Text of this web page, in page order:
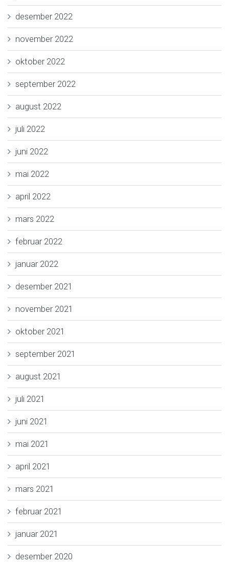
desember 2022
november 2022
oktober 2022
september 2022
august 2022
juli 2022
juni 2022
mai 2022
april 2022
mars 2022
februar 2022
januar 2022
desember 2021
november 2021
oktober 2021
september 2021
august 2021
juli 2021
juni 2021
mai 2021
april 2021
mars 2021
februar 2021
januar 2021
desember 2020